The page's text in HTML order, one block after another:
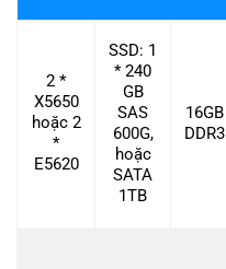
2 *
X5650
hoặc 2
*
E5620
SSD: 1
* 240
GB
SAS
600G,
hoặc
SATA
1TB
16GB
DDR3